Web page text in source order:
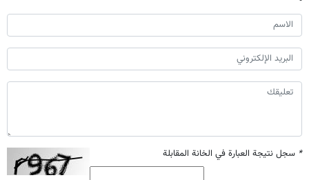
* سجل نتيجة العبارة في الخانة المقابلة